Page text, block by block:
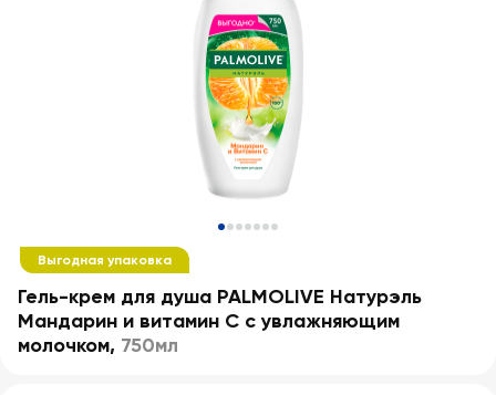
Выгодная упаковка
Гель-крем для душа PALMOLIVE Натурэль
Мандарин и витамин С с увлажняющим
молочком, 750мл